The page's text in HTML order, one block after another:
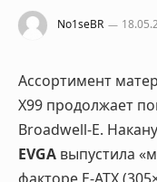
No1seBR
Ассортимент
X99 продолжает
Broadwell-E.
EVGA выпустила